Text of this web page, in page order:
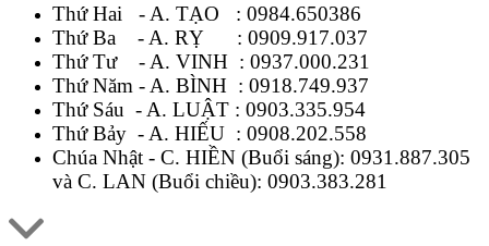
Thứ Hai - A. TẠO : 0984.650386
Thứ Ba - A. RỴ : 0909.917.037
Thứ Tư - A. VINH : 0937.000.231
Thứ Năm - A. BÌNH : 0918.749.937
Thứ Sáu - A. LUẬT : 0903.335.954
Thứ Bảy - A. HIẾU : 0908.202.558
Chúa Nhật - C. HIỀN (Buổi sáng): 0931.887.305
và C. LAN (Buổi chiều): 0903.383.281